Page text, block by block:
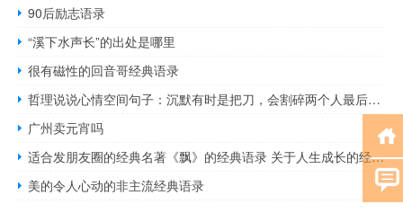
90后励志语录
“溪下水声长”的出处是哪里
很有磁性的回音哥经典语录
哲理说说心情空间句子：沉默有时是把刀，会割碎两个人最后的坚持
广州卖元宵吗
适合发朋友圈的经典名著《飘》的经典语录 关于人生成长的经典句子大全
美的令人心动的非主流经典语录